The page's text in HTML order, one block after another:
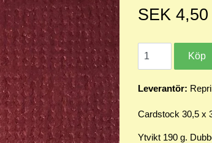
SEK 4,50
Leverantör:
Cardstock 30,5 x
Ytvikt 190 g.